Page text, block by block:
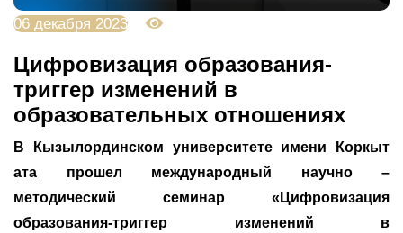
06 декабря 2023
Цифровизация образования-
триггер изменений в
образовательных отношениях
В Кызылординском университете имени Коркыт
ата прошел международный научно –
методический семинар «Цифровизация
образования-триггер изменений в